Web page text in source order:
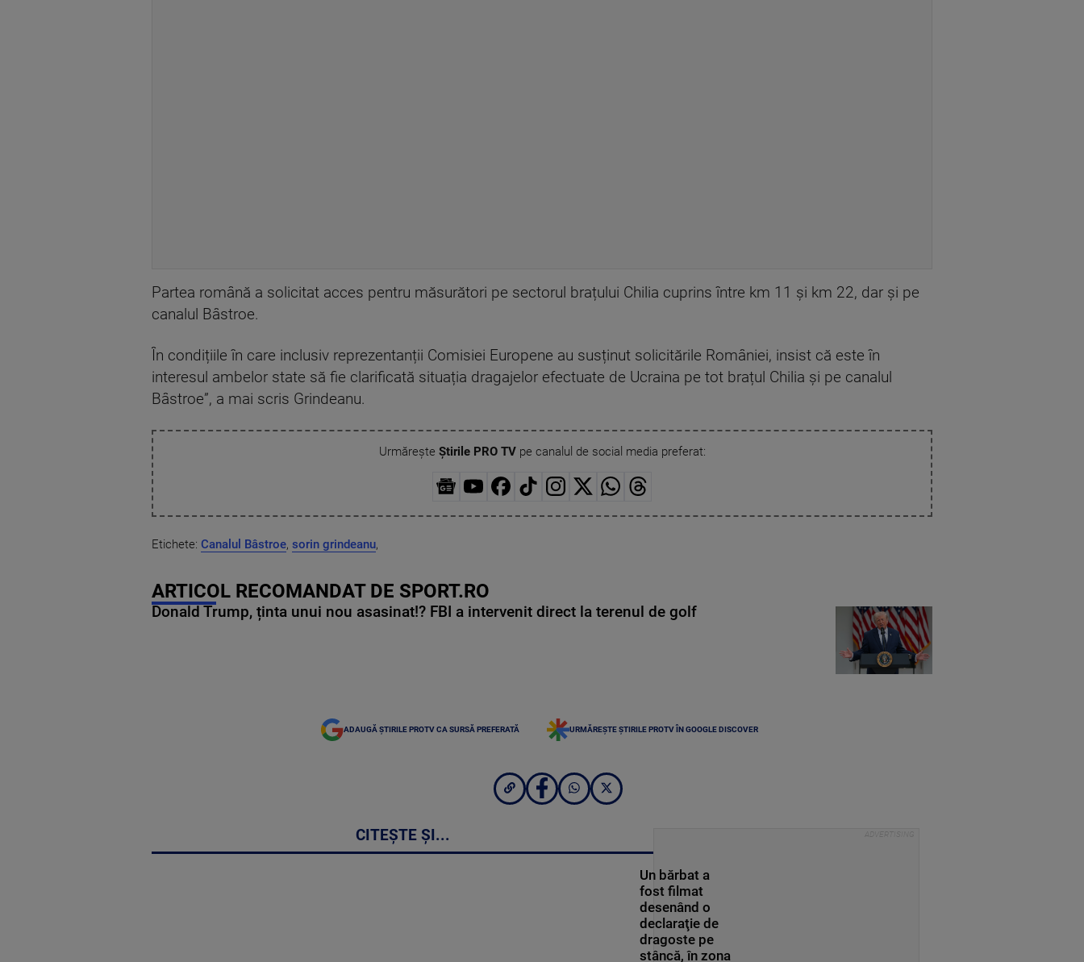
Partea română a solicitat acces pentru măsurători pe sectorul brațului Chilia cuprins între km 11 și km 22, dar și pe
canalul Bâstroe.
În condițiile în care inclusiv reprezentanții Comisiei Europene au susținut solicitările României, insist că este în
interesul ambelor state să fie clarificată situația dragajelor efectuate de Ucraina pe tot brațul Chilia și pe canalul
Bâstroe”, a mai scris Grindeanu.
Urmărește Știrile PRO TVpe canalul de social media preferat:
Etichete: Canalul Bâstroe, sorin grindeanu,
ARTICOL RECOMANDAT DE SPORT.RO
Donald Trump, ținta unui nou asasinat!? FBI a intervenit direct la terenul de golf
ADAUGĂ ȘTIRILE PROTV CA SURSĂ PREFERATĂ URMĂREȘTE ȘTIRILE PROTV ÎN GOOGLE DISCOVER
CITEȘTE ȘI...
Un bărbat a
fost filmat
desenând o
declaraţie de
dragoste pe
stâncă, în zona